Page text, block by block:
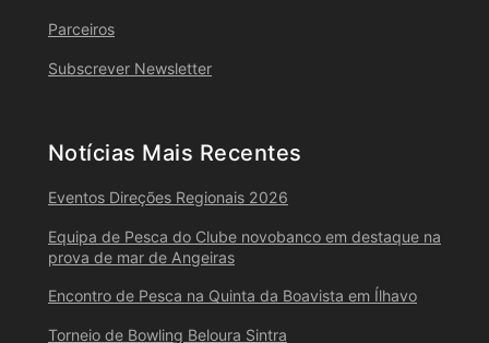
Parceiros
Subscrever Newsletter
Notícias Mais Recentes
Eventos Direções Regionais 2026
Equipa de Pesca do Clube novobanco em destaque na
prova de mar de Angeiras
Encontro de Pesca na Quinta da Boavista em Ílhavo
Torneio de Bowling Beloura Sintra